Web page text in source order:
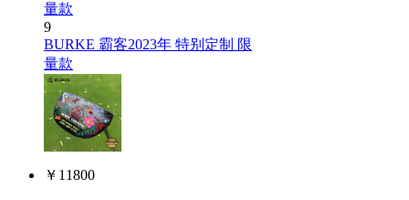
量款
9
BURKE 霸客2023年 特别定制 限
量款
￥ 11800